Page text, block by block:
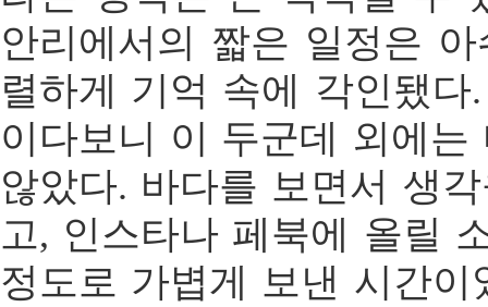
안리에서의 짧은 일정은
렬하게 기억 속에 각인됐다
이다보니 이 두군데 외에는
않았다. 바다를 보면서 생
고, 인스타나 페북에 올릴
정도로 가볍게 보낸 시간이